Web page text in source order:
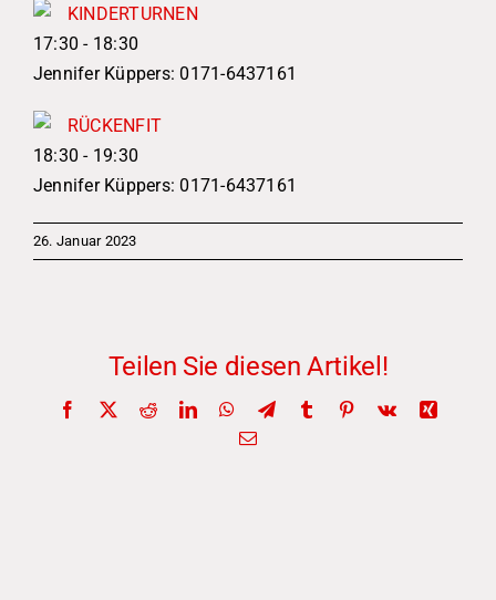
KINDERTURNEN
17:30 - 18:30
Jennifer Küppers: 0171-6437161
RÜCKENFIT
18:30 - 19:30
Jennifer Küppers: 0171-6437161
26. Januar 2023
Teilen Sie diesen Artikel!
Facebook
X RedditLinkedInWhatsApp
TelegramTumblr Pinterest
Vk
Xing
E-